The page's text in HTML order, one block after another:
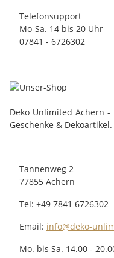
Telefonsupport
Mo-Sa. 14 bis 20 Uhr
07841 - 6726302
Deko Unlimited Achern
Geschenke & Dekoartikel.
Tannenweg 2
77855 Achern
Tel: +49 7841 6726302
Email: info@deko-
Mo. bis Sa. 14.00 -